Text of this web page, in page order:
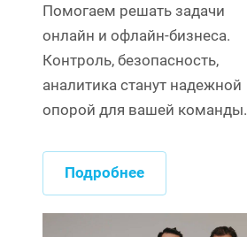
Помогаем решать задачи
онлайн и офлайн-бизнеса.
Контроль, безопасность,
аналитика станут надежной
опорой для вашей команды.
Подробнее